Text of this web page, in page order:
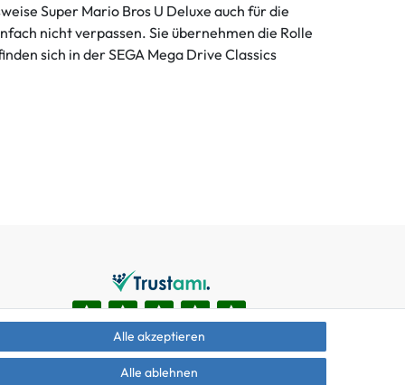
Super Mario Bros U Deluxe auch für die
nicht verpassen. Sie übernehmen die Rolle
sich in der SEGA Mega Drive Classics
Alle akzeptieren
Alle ablehnen